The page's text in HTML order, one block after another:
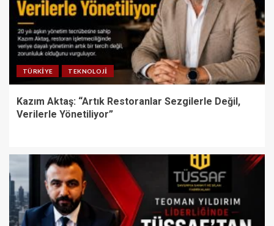
TÜRKIYE TEKNOLOJI
Kazım Aktaş: “Artık Restoranlar Sezgilerle Değil,
Verilerle Yönetiliyor”